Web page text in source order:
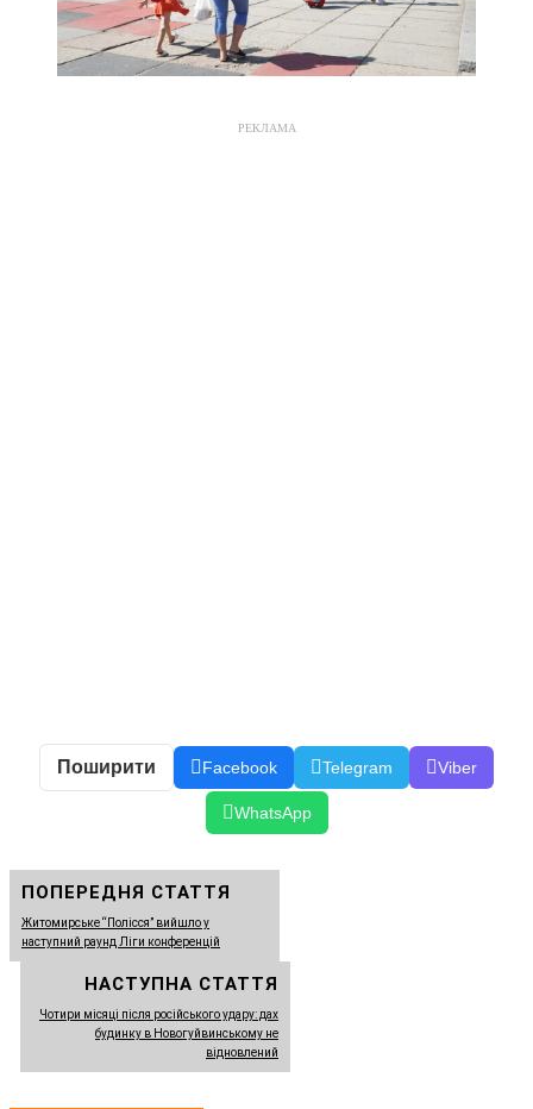
РЕКЛАМА
Поширити Facebook Telegram Viber
WhatsApp
ПОПЕРЕДНЯ СТАТТЯ
Житомирське “Полісся” вийшло у
наступний раунд Ліги конференцій
НАСТУПНА СТАТТЯ
Чотири місяці після російського удару: дах
будинку в Новогуйвинському не
відновлений